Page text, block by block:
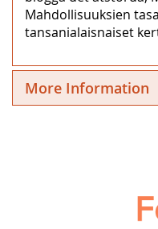
Mahdollisuuksien
tansanialaisnaiset
More Information